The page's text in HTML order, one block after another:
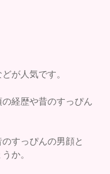
が人気です。
経歴や昔のすっぴん
すっぴんの男顔と
か。